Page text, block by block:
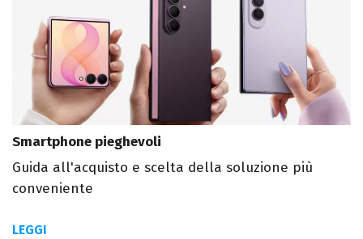
Smartphone pieghevoli
Guida all'acquisto e scelta della soluzione più
conveniente
LEGGI